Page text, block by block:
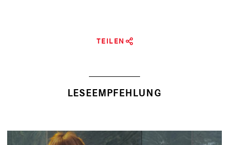
TEILEN
LESEEMPFEHLUNG